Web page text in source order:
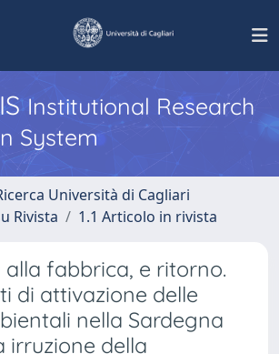
Institutional Research
System
Università di Cagliari
Rivista
1.1 Articolo in rivista
fabbrica, e ritorno.
di attivazione delle
nella Sardegna
irruzione della